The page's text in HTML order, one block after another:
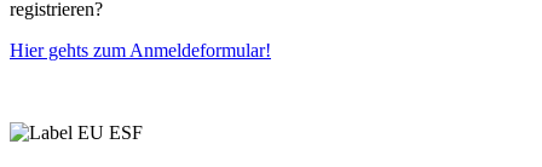
registrieren?
Hier gehts zum Anmeldeformular!